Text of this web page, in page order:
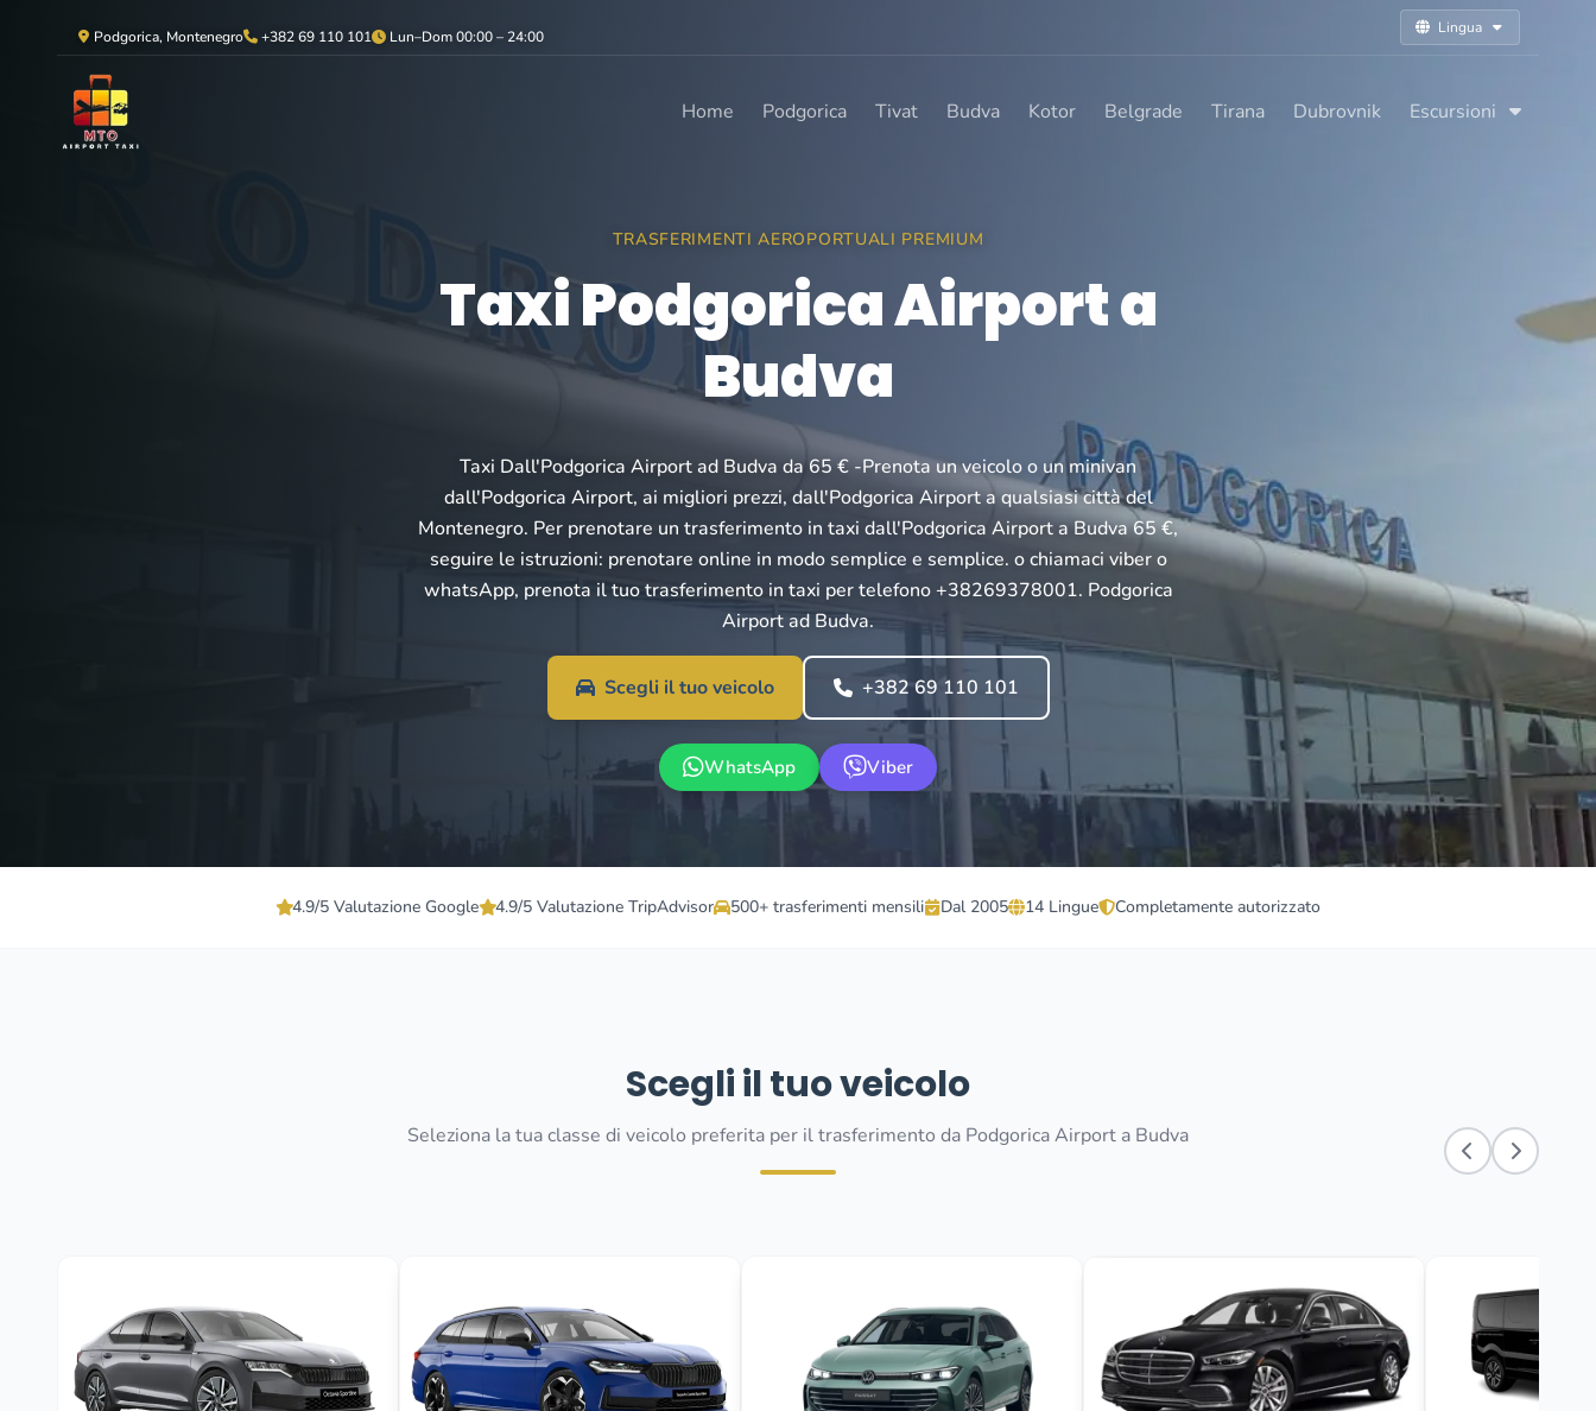
Podgorica, Montenegro +382 69 110 101 Lun–Dom 00:00 – 24:00 Lingua
Home Podgorica Tivat Budva Kotor Belgrade Tirana Dubrovnik Escursioni
TRASFERIMENTI AEROPORTUALI PREMIUM
Taxi Podgorica Airport a
Budva
Taxi Dall'Podgorica Airport ad Budva da 65 € -Prenota un veicolo o un minivan
dall'Podgorica Airport, ai migliori prezzi, dall'Podgorica Airport a qualsiasi città del
Montenegro. Per prenotare un trasferimento in taxi dall'Podgorica Airport a Budva 65 €,
seguire le istruzioni: prenotare online in modo semplice e semplice. o chiamaci viber o
whatsApp, prenota il tuo trasferimento in taxi per telefono +38269378001. Podgorica
Airport ad Budva.
Scegli il tuo veicolo +382 69 110 101
WhatsApp Viber
4.9/5 Valutazione Google 4.9/5 Valutazione TripAdvisor 500+ trasferimenti mensili Dal 2005 14 Lingue Completamente autorizzato
Scegli il tuo veicolo
Seleziona la tua classe di veicolo preferita per il trasferimento da Podgorica Airport a Budva